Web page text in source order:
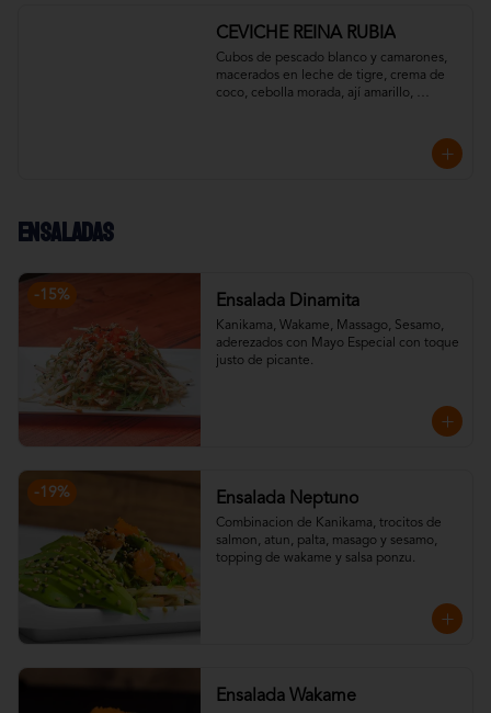
CEVICHE REINA RUBIA
Cubos de pescado blanco y camarones,
macerados en leche de tigre, crema de
coco, cebolla morada, ají amarillo,
Ensaladas
-15% Ensalada Dinamita
Kanikama, Wakame, Massago, Sesamo,
aderezados con Mayo Especial con toque
justo de picante.
-19% Ensalada Neptuno
Combinacion de Kanikama, trocitos de
salmon, atun, palta, masago y sesamo,
topping de wakame y salsa ponzu.
Ensalada Wakame